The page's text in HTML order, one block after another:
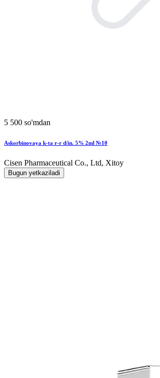
5 500 so'mdan
Askorbinovaya k-ta r-r d/in. 5% 2ml №10
Cisen Pharmaceutical Co., Ltd, Xitoy
Bugun yetkaziladi